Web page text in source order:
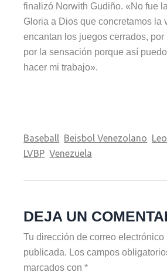
finalizó Norwith Gudiño. «No fue
Gloria a Dios que concretamos la
encantan los juegos cerrados,
por la sensación porque así
hacer mi trabajo».
Baseball Beisbol Venezolano
LVBP Venezuela
DEJA UN
Tu dirección de correo electrónico
publicada. Los campos
marcados con*